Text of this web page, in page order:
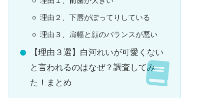
理由２、下唇がぽってりしている
理由３、肩幅と顔のバランスが悪い
【理由３選】白河れいが可愛くない
と言われるのはなぜ？調査してみ
た！まとめ